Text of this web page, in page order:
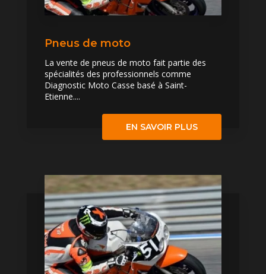
Pneus de moto
La vente de pneus de moto fait partie des
spécialités des professionnels comme
Diagnostic Moto Casse basé à Saint-
Etienne....
EN SAVOIR PLUS